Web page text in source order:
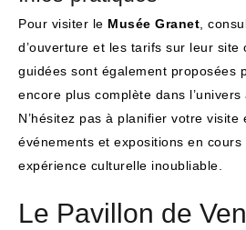
Pour visiter le Musée Granet ,
d’ouverture et les tarifs sur leur site
guidées sont également proposées
encore plus complète dans l’univers
N’hésitez pas à planifier votre visite
événements et expositions en
expérience culturelle inoubliable.
Le Pavillon de